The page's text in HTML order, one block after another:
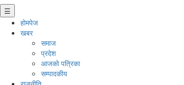
☰
होमपेज
खबर
समाज
प्रदेश
आजको पत्रिका
सम्पादकीय